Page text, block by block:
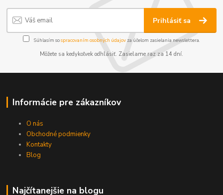
Prihlásiť sa
Súhlasím sospracovaním osobných údajov za účelom zasielania newslettera.
Môžete sa kedykoľvek odhlásiť. Zasielame raz za 14 dní.
Informácie pre zákazníkov
O nás
Obchodné podmienky
Kontakty
Blog
Najčítanejšie na blogu